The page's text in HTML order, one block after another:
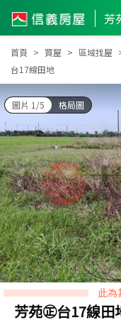
首頁 買屋 區域找屋
台17線田地
圖片 1/5 格局圖
此
芳苑㊣台17線田